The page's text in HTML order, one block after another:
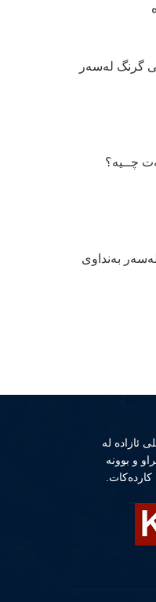
گرنگ لەسەر
چــیە؟
بەنداوی
ئازادە لە
و بوونە